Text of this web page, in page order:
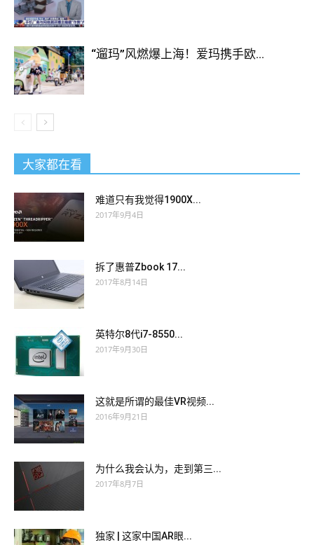
“遛玛”风燃爆上海！爱玛携手欧...
大家都在看
难道只有我觉得1900X...
2017年9月4日
拆了惠普Zbook 17...
2017年8月14日
英特尔8代i7-8550...
2017年9月30日
这就是所谓的最佳VR视频...
2016年9月21日
为什么我会认为，走到第三...
2017年8月7日
独家 | 这家中国AR眼...